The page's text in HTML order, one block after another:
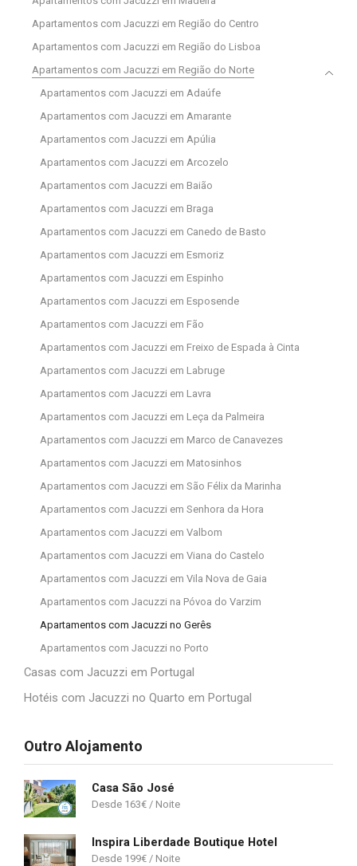
Apartamentos com Jacuzzi em Região do Centro
Apartamentos com Jacuzzi em Região do Lisboa
Apartamentos com Jacuzzi em Região do Norte
Apartamentos com Jacuzzi em Adaúfe
Apartamentos com Jacuzzi em Amarante
Apartamentos com Jacuzzi em Apúlia
Apartamentos com Jacuzzi em Arcozelo
Apartamentos com Jacuzzi em Baião
Apartamentos com Jacuzzi em Braga
Apartamentos com Jacuzzi em Canedo de Basto
Apartamentos com Jacuzzi em Esmoriz
Apartamentos com Jacuzzi em Espinho
Apartamentos com Jacuzzi em Esposende
Apartamentos com Jacuzzi em Fão
Apartamentos com Jacuzzi em Freixo de Espada à Cinta
Apartamentos com Jacuzzi em Labruge
Apartamentos com Jacuzzi em Lavra
Apartamentos com Jacuzzi em Leça da Palmeira
Apartamentos com Jacuzzi em Marco de Canavezes
Apartamentos com Jacuzzi em Matosinhos
Apartamentos com Jacuzzi em São Félix da Marinha
Apartamentos com Jacuzzi em Senhora da Hora
Apartamentos com Jacuzzi em Valbom
Apartamentos com Jacuzzi em Viana do Castelo
Apartamentos com Jacuzzi em Vila Nova de Gaia
Apartamentos com Jacuzzi na Póvoa do Varzim
Apartamentos com Jacuzzi no Gerês
Apartamentos com Jacuzzi no Porto
Casas com Jacuzzi em Portugal
Hotéis com Jacuzzi no Quarto em Portugal
Outro Alojamento
Casa São José
163€
Inspira Liberdade Boutique Hotel
199€